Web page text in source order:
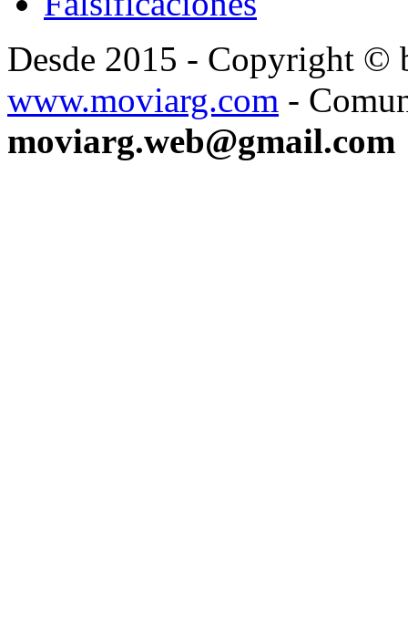
Desde 2015 - Copyright ©
www.moviarg.com -
moviarg.web@gmail.com